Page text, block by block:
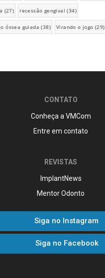
(27) recessão gengival (34)
óssea guiada (38) Virando o jogo (29)
CONTATO
Conheça a VMCom
Entre em contato
REVISTAS
ImplantNews
Mentor Odonto
Siga no Instagram
Siga no Facebook